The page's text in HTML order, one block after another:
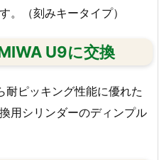
。（刻みキータイプ）
U9に交換
耐ピッキング性能に優れた
用シリンダーのディンプル